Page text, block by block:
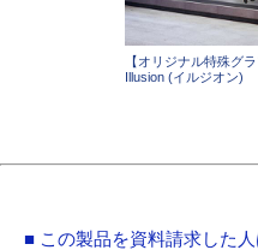
【オリジナル特殊グ
Illusion (イルジオン)
■ この製品を資料請求した